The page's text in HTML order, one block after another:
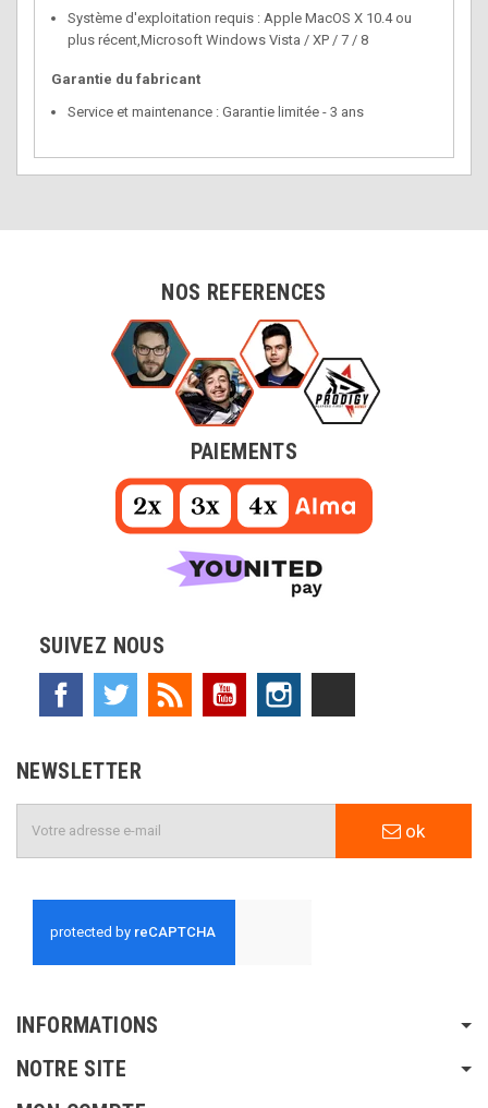
Système d'exploitation requis : Apple MacOS X 10.4 ou
plus récent,Microsoft Windows Vista / XP / 7 / 8
Garantie du fabricant
Service et maintenance : Garantie limitée - 3 ans
NOS REFERENCES
PAIEMENTS
SUIVEZ NOUS
Facebook Twitter Rss YouTube
NEWSLETTER
ok
INFORMATIONS
NOTRE SITE